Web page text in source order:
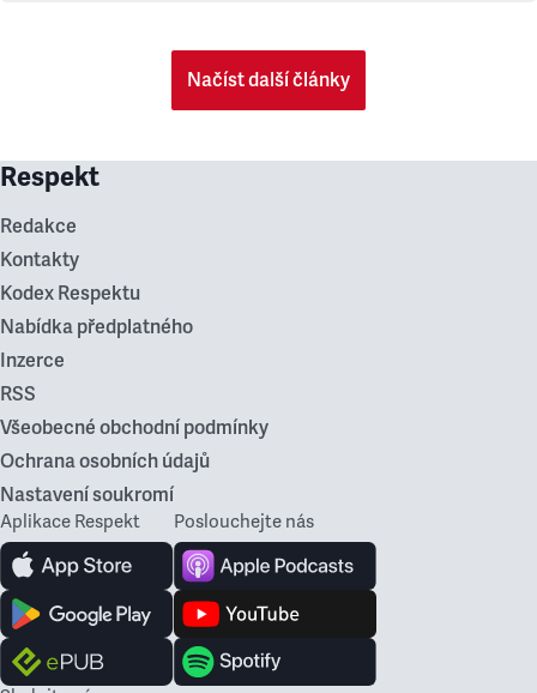
Načíst další články
Respekt
Redakce
Kontakty
Kodex Respektu
Nabídka předplatného
Inzerce
RSS
Všeobecné obchodní podmínky
Ochrana osobních údajů
Nastavení soukromí
Aplikace Respekt Poslouchejte nás